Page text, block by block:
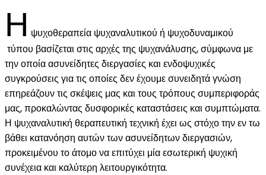
Η ψυχοθεραπεία ψυχαναλυτικού ή ψυχοδυναμικού
τύπου βασίζεται στις αρχές της ψυχανάλυσης, σύμφωνα με
την οποία ασυνείδητες διεργασίες και ενδοψυχικές
συγκρούσεις για τις οποίες δεν έχουμε συνειδητά γνώση
επηρεάζουν τις σκέψεις μας και τους τρόπους συμπεριφοράς
μας, προκαλώντας δυσφορικές καταστάσεις και συμπτώματα.
Η ψυχαναλυτική θεραπευτική τεχνική έχει ως στόχο την εν τω
βάθει κατανόηση αυτών των ασυνείδητων διεργασιών,
προκειμένου το άτομο να επιτύχει μία εσωτερική ψυχική
συνέχεια και καλύτερη λειτουργικότητα.